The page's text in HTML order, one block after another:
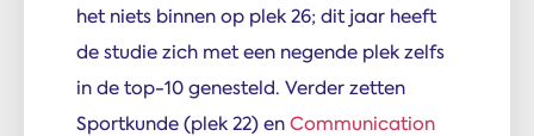
het niets binnen op plek 26; dit jaar heeft
de studie zich met een negende plek zelfs
in de top-10 genesteld. Verder zetten
Sportkunde (plek 22) enCommunication